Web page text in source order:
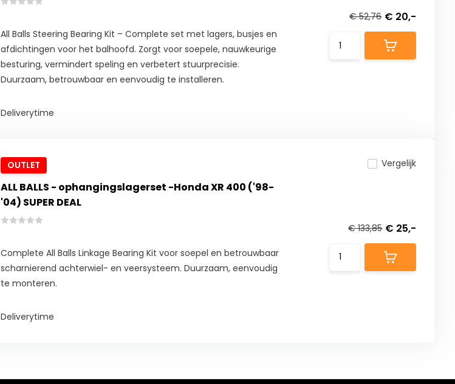
All Balls Steering Bearing Kit – Complete set met lagers, busjes en
afdichtingen voor het balhoofd. Zorgt voor soepele, nauwkeurige
besturing, vermindert speling en verbetert stuurprecisie.
Duurzaam, betrouwbaar en eenvoudig te installeren.
Deliverytime
€ 52,76 € 20,-
OUTLET
ALL BALLS - ophangingslagerset -Honda XR 400 ('98-
'04) SUPER DEAL
Complete All Balls Linkage Bearing Kit voor soepel en betrouwbaar
scharnierend achterwiel- en veersysteem. Duurzaam, eenvoudig
te monteren.
Deliverytime
Vergelijk
€ 133,85 € 25,-